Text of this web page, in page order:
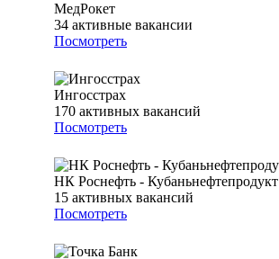
МедРокет
34 активные вакансии
Посмотреть
Ингосстрах
170 активных вакансий
Посмотреть
НК Роснефть - Кубаньнефтепродукт
15 активных вакансий
Посмотреть